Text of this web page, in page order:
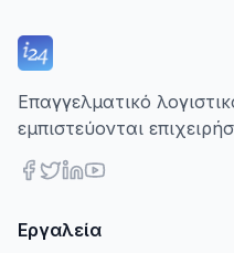
Επαγγελματικό
εμπιστεύονται
Εργαλεία